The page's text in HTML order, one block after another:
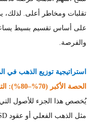
تقلبات ومخاطر أعلى. لذلك،
على أساس تقسيم بسيط
والفرصة.
استراتيجية توزيع الذهب في
الحصة الأكبر (70%–80%): التحوط المباشر
يُخصص هذا الجزء للأصول
مثل الذهب الفعلي أو عقود XAUUSD عبر Mitrade.